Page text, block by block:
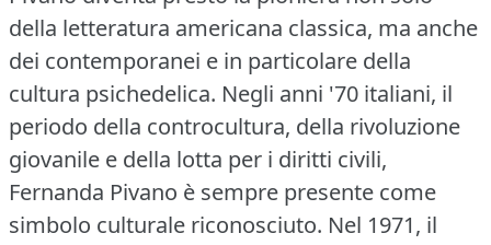
della letteratura americana classica, ma anche
dei contemporanei e in particolare della
cultura psichedelica. Negli anni '70 italiani, il
periodo della controcultura, della rivoluzione
giovanile e della lotta per i diritti civili,
Fernanda Pivano è sempre presente come
simbolo culturale riconosciuto. Nel 1971, il